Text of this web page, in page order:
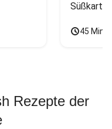
45
Rezepte der